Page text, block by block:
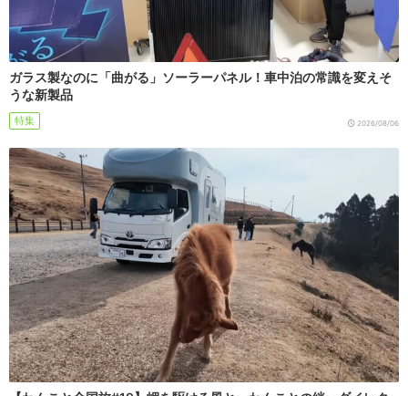
ガラス製なのに「曲がる」ソーラーパネル！車中泊の常識を変えそ
うな新製品
特集 2026/08/06